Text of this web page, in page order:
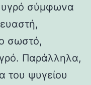
υγρό σύμφωνα
σωστό,
Παράλληλα,
του ψυγείου